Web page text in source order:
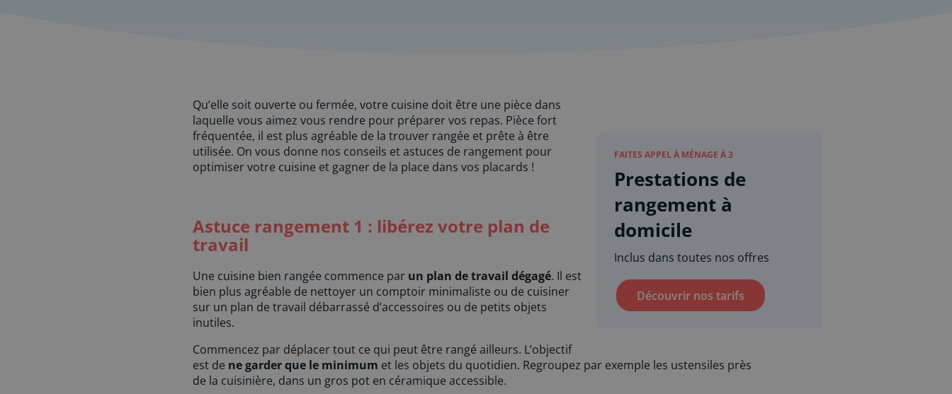
FAITES APPEL À MÉNAGE À 3
Prestations de
rangement à
domicile
Inclus dans toutes nos offres
Découvrir nos tarifs
Qu’elle soit ouverte ou fermée, votre cuisine doit être une pièce dans
laquelle vous aimez vous rendre pour préparer vos repas. Pièce fort
fréquentée, il est plus agréable de la trouver rangée et prête à être
utilisée. On vous donne nos conseils et astuces de rangement pour
optimiser votre cuisine et gagner de la place dans vos placards !
Astuce rangement 1 : libérez votre plan de
travail
Une cuisine bien rangée commence par un plan de travail dégagé. Il est
bien plus agréable de nettoyer un comptoir minimaliste ou de cuisiner
sur un plan de travail débarrassé d’accessoires ou de petits objets
inutiles.
Commencez par déplacer tout ce qui peut être rangé ailleurs. L’objectif
est de ne garder que le minimum et les objets du quotidien. Regroupez par exemple les ustensiles près
de la cuisinière, dans un gros pot en céramique accessible.